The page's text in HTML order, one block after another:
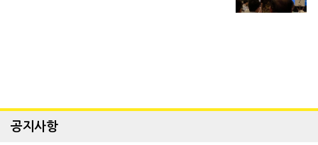
공지사항